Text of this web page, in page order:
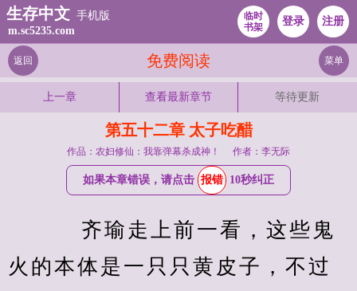
生存中文 手机版
m.sc5235.com
临时
书架
登录 注册
免费阅读
返回 菜单
上一章 查看最新章节 等待更新
第五十二章 太子吃醋
作品：农妇修仙：我靠弹幕杀成神！ 作者：李无际
如果本章错误，请点击 报错 10秒纠正
火的本体是一只只黄皮子，不过